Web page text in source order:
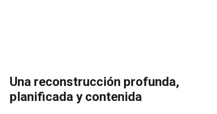
Una reconstrucción profunda,
planificada y contenida